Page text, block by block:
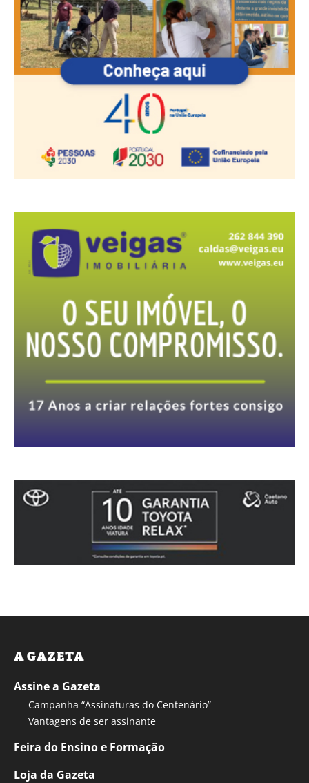
A GAZETA
Assine a Gazeta
Campanha “Assinaturas do Centenário”
Vantagens de ser assinante
Feira do Ensino e Formação
Loja da Gazeta